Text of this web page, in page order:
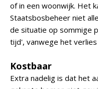
of in een woonwijk. Het
Staatsbosbeheer niet
de situatie op sommige
tijd', vanwege het
Kostbaar
Extra nadelig is dat het